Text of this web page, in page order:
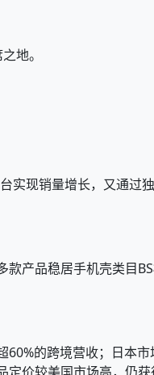
地。
实现销量增长，又通过
款产品稳居手机壳类目
的跨境营收；日本